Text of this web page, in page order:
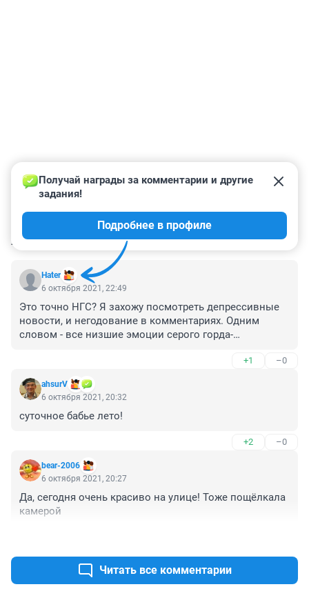
КОММЕНТАРИИ 36
Hater
Получай награды за комментарии и другие
задания!
Подробнее в профиле
6 октября 2021, 22:49
Это точно НГС? Я захожу посмотреть депрессивные
новости, и негодование в комментариях. Одним
словом - все низшие эмоции серого горда-
А тут бац - позитив. Неожиданно. Выдохнул. Ну
наконец-то ОДНА приятная новости. Только вот мало
их.
Пожалуйста, если тот "депрессивный" НГС сломался -
не чините его!
+1 –0
аhsurV
6 октября 2021, 20:32
суточное бабье лето!
+2 –0
bear-2006
6 октября 2021, 20:27
Да, сегодня очень красиво на улице! Тоже пощёлкала
камерой
Читать все комментарии